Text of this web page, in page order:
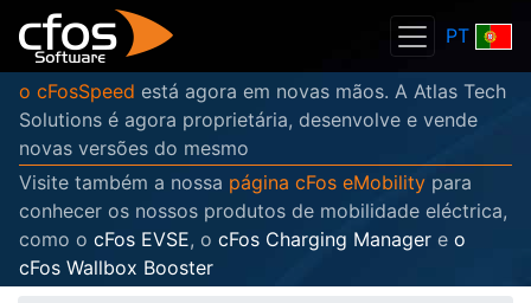
PT
o cFosSpeed está agora em novas mãos. A Atlas Tech
Solutions é agora proprietária, desenvolve e vende
novas versões do mesmo
Visite também a nossa página cFos eMobility para
conhecer os nossos produtos de mobilidade eléctrica,
como o cFos EVSE, o cFos Charging Manager e o
cFos Wallbox Booster